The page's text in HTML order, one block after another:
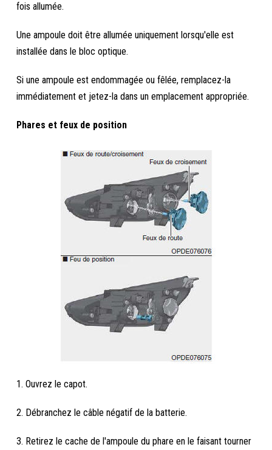
fois allumée.
Une ampoule doit être allumée uniquement lorsqu'elle est
installée dans le bloc optique.
Si une ampoule est endommagée ou fêlée, remplacez-la
immédiatement et jetez-la dans un emplacement appropriée.
Phares et feux de position
1. Ouvrez le capot.
2. Débranchez le câble négatif de la batterie.
3. Retirez le cache de l'ampoule du phare en le faisant tourner